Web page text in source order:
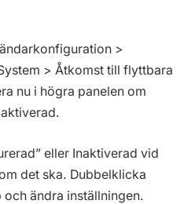
>
> Åtkomst till flyttbara
nu i högra panelen om
eller Inaktiverad vid
det ska. Dubbelklicka
ändra inställningen.